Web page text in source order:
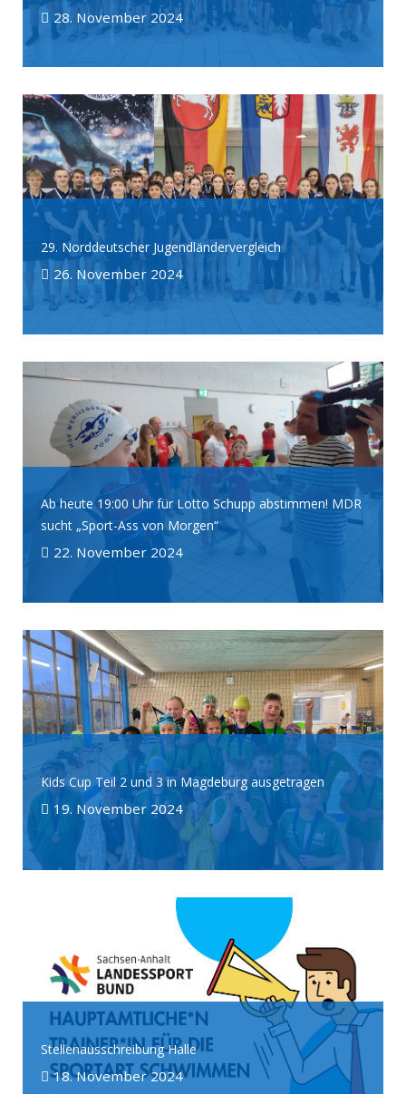
28. November 2024
29. Norddeutscher Jugendländervergleich
26. November 2024
Ab heute 19:00 Uhr für Lotto Schupp abstimmen! MDR
sucht „Sport-Ass von Morgen“
22. November 2024
Kids Cup Teil 2 und 3 in Magdeburg ausgetragen
19. November 2024
Stellenausschreibung Halle
18. November 2024